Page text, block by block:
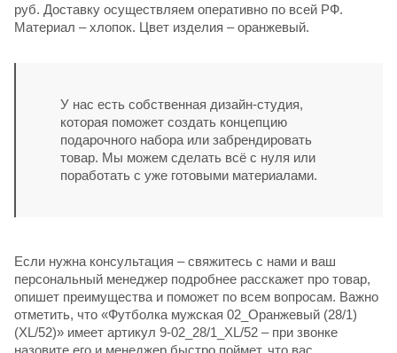
руб. Доставку осуществляем оперативно по всей РФ.
Материал – хлопок. Цвет изделия – оранжевый.
У нас есть собственная дизайн-студия,
которая поможет создать концепцию
подарочного набора или забрендировать
товар. Мы можем сделать всё с нуля или
поработать с уже готовыми материалами.
Если нужна консультация – свяжитесь с нами и ваш
персональный менеджер подробнее расскажет про товар,
опишет преимущества и поможет по всем вопросам. Важно
отметить, что «Футболка мужская 02_Оранжевый (28/1)
(XL/52)» имеет артикул 9-02_28/1_XL/52 – при звонке
назовите его и менеджер быстро поймет, что вас